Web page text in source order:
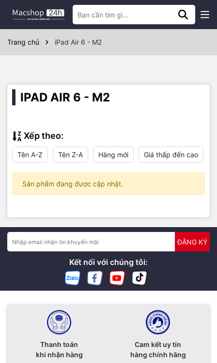
Trang chủ iPad Air 6 - M2
IPAD AIR 6 - M2
Xếp theo:
Tên A-Z Tên Z-A Hàng mới Giá thấp đến cao
Sản phẩm đang được cập nhật.
ĐĂNG KÝ
Kết nối với chúng tôi:
Thanh toán
khi nhận hàng
Cam kết uy tín
hàng chính hãng